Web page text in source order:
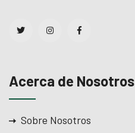
Acerca de Nosotros
Sobre Nosotros